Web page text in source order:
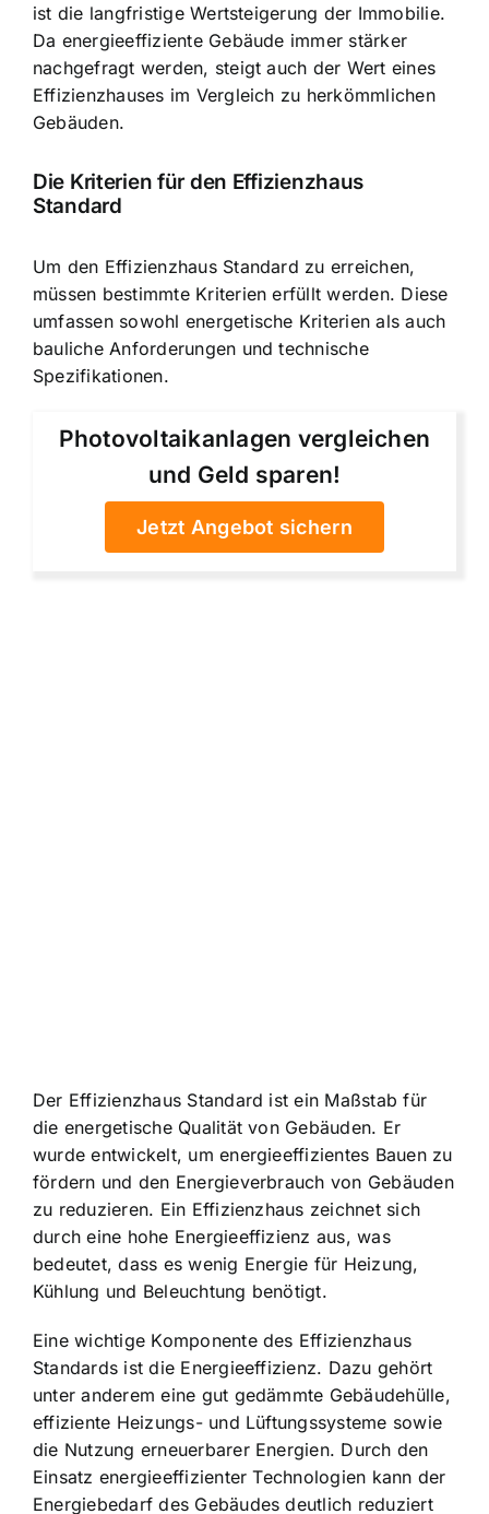
ist die langfristige Wertsteigerung der Immobilie.
Da energieeffiziente Gebäude immer stärker
nachgefragt werden, steigt auch der Wert eines
Effizienzhauses im Vergleich zu herkömmlichen
Gebäuden.
Die Kriterien für den Effizienzhaus
Standard
Um den Effizienzhaus Standard zu erreichen,
müssen bestimmte Kriterien erfüllt werden. Diese
umfassen sowohl energetische Kriterien als auch
bauliche Anforderungen und technische
Spezifikationen.
Photovoltaikanlagen vergleichen
und Geld sparen!
Jetzt Angebot sichern
Der Effizienzhaus Standard ist ein Maßstab für
die energetische Qualität von Gebäuden. Er
wurde entwickelt, um energieeffizientes Bauen zu
fördern und den Energieverbrauch von Gebäuden
zu reduzieren. Ein Effizienzhaus zeichnet sich
durch eine hohe Energieeffizienz aus, was
bedeutet, dass es wenig Energie für Heizung,
Kühlung und Beleuchtung benötigt.
Eine wichtige Komponente des Effizienzhaus
Standards ist die Energieeffizienz. Dazu gehört
unter anderem eine gut gedämmte Gebäudehülle,
effiziente Heizungs- und Lüftungssysteme sowie
die Nutzung erneuerbarer Energien. Durch den
Einsatz energieeffizienter Technologien kann der
Energiebedarf des Gebäudes deutlich reduziert